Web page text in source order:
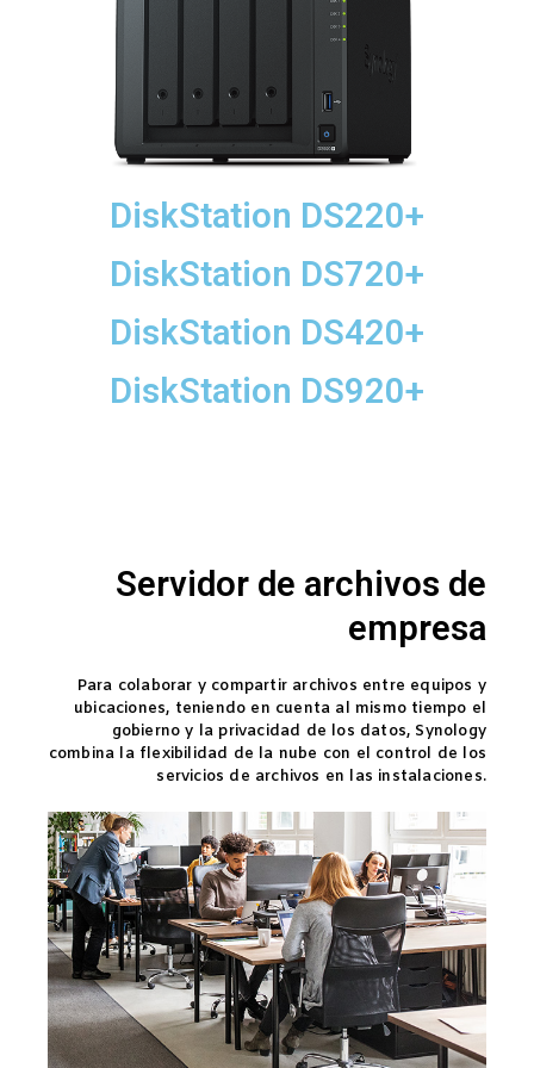
DiskStation DS220+
DiskStation DS720+
DiskStation DS420+
DiskStation DS920+
Servidor de archivos de
empresa
Para colaborar y compartir archivos entre equipos y
ubicaciones, teniendo en cuenta al mismo tiempo el
gobierno y la privacidad de los datos, Synology
combina la flexibilidad de la nube con el control de los
servicios de archivos en las instalaciones.